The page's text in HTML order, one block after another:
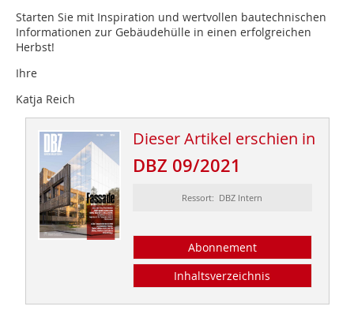
Starten Sie mit Inspiration und wertvollen bautechnischen
Informationen zur Gebäudehülle in einen erfolgreichen
Herbst!
Ihre
Katja Reich
Dieser Artikel erschien in
DBZ 09/2021
Ressort: DBZ Intern
Abonnement
Inhaltsverzeichnis